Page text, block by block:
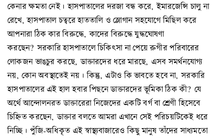
কেনার ক্ষমতা নেই। হাসপাতালের দরজা বন্ধ করে, ইমারজেন্সি চালু না
রেখে, হাসপাতাল চত্বরে হাততালি ও স্লোগান সহযোগে মিছিল করে
আপনারা ঠিক কার বিরুদ্ধে, কাদের বিরুদ্ধে যুদ্ধঘোষণা
করছেন? সরকারি হাসপাতালে চিকিৎসা না পেয়ে রুগীর পরিবারের
লোকজন ভাঙচুর করছে, ডাক্তারদের ধরে মারছে, এসব সমর্থনযোগ্য
নয়, কোন অবস্থাতেই নয়। কিন্তু, এটাও কি ভাবতে হবে না, সরকারি
হাসপাতালের এই হাল হবার পিছনে ডাক্তারদের ভূমিকা ঠিক কী? যে
অর্থে আন্দোলনরত ডাক্তারেরা নিজেদের একটি বর্গ বা শ্রেণী হিসেবে
চিহ্নিত করছেন, ডাক্তার বলতে আমরা এখানে সেই পরিচয়টিকেই ধরে
নিচ্ছি। পুঁজি-অধিকৃত এই স্বাস্থ্যবাজারেও কিছু মানুষ তাঁদের সাধ্যমতো